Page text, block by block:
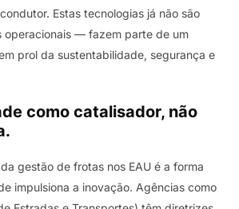
Estas tecnologias já não são
operacionais — fazem parte de um
prol da sustentabilidade, segurança e
como catalisador, não
gestão de frotas nos EAU é a forma
impulsiona a inovação. Agências como